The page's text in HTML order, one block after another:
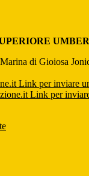
di Gioiosa
Link per inviare
Link per